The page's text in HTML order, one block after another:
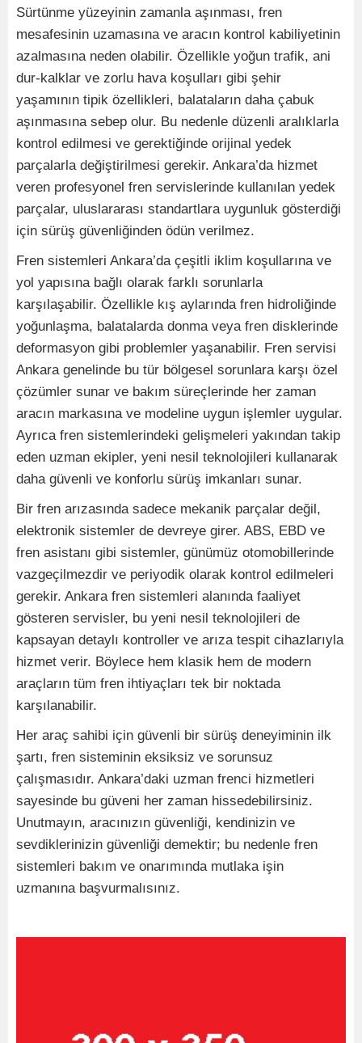
Sürtünme yüzeyinin zamanla aşınması, fren
mesafesinin uzamasına ve aracın kontrol kabiliyetinin
azalmasına neden olabilir. Özellikle yoğun trafik, ani
dur-kalklar ve zorlu hava koşulları gibi şehir
yaşamının tipik özellikleri, balataların daha çabuk
aşınmasına sebep olur. Bu nedenle düzenli aralıklarla
kontrol edilmesi ve gerektiğinde orijinal yedek
parçalarla değiştirilmesi gerekir. Ankara’da hizmet
veren profesyonel fren servislerinde kullanılan yedek
parçalar, uluslararası standartlara uygunluk gösterdiği
için sürüş güvenliğinden ödün verilmez.
Fren sistemleri Ankara’da çeşitli iklim koşullarına ve
yol yapısına bağlı olarak farklı sorunlarla
karşılaşabilir. Özellikle kış aylarında fren hidroliğinde
yoğunlaşma, balatalarda donma veya fren disklerinde
deformasyon gibi problemler yaşanabilir. Fren servisi
Ankara genelinde bu tür bölgesel sorunlara karşı özel
çözümler sunar ve bakım süreçlerinde her zaman
aracın markasına ve modeline uygun işlemler uygular.
Ayrıca fren sistemlerindeki gelişmeleri yakından takip
eden uzman ekipler, yeni nesil teknolojileri kullanarak
daha güvenli ve konforlu sürüş imkanları sunar.
Bir fren arızasında sadece mekanik parçalar değil,
elektronik sistemler de devreye girer. ABS, EBD ve
fren asistanı gibi sistemler, günümüz otomobillerinde
vazgeçilmezdir ve periyodik olarak kontrol edilmeleri
gerekir. Ankara fren sistemleri alanında faaliyet
gösteren servisler, bu yeni nesil teknolojileri de
kapsayan detaylı kontroller ve arıza tespit cihazlarıyla
hizmet verir. Böylece hem klasik hem de modern
araçların tüm fren ihtiyaçları tek bir noktada
karşılanabilir.
Her araç sahibi için güvenli bir sürüş deneyiminin ilk
şartı, fren sisteminin eksiksiz ve sorunsuz
çalışmasıdır. Ankara’daki uzman frenci hizmetleri
sayesinde bu güveni her zaman hissedebilirsiniz.
Unutmayın, aracınızın güvenliği, kendinizin ve
sevdiklerinizin güvenliği demektir; bu nedenle fren
sistemleri bakım ve onarımında mutlaka işin
uzmanına başvurmalısınız.